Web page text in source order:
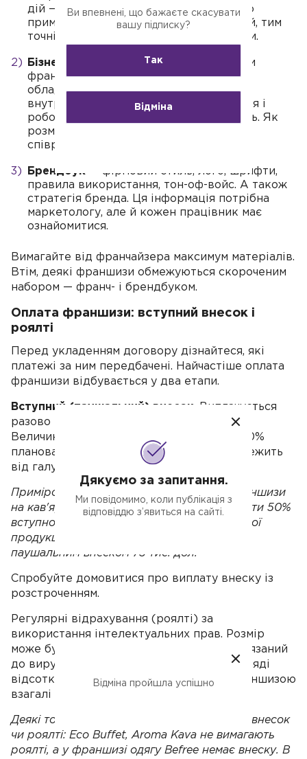
дій — від реєстрації до вимог стосовно
приміщень. Чим якісніше він складений, тим
точнішим буде використання франшизи.
Бізнес-бук
— у ньому зібрані стандарти
франшизи: процеси, налаштування
обладнання, навчальна інформація про
внутрішні процеси, чек-листи відкриття і
роботи для легкого входження в галузь. Як
розмовляти з контрагентами, наймати
співробітників і управляти людьми.
Брендбук — фірмовий стиль, лого, шрифти,
правила використання, тон-оф-войс. А також
стратегія бренда. Ця інформація потрібна
маркетологу, але й кожен працівник має
ознайомитися.
Вимагайте від франчайзера максимум матеріалів.
Втім, деякі франшизи обмежуються скороченим
набором — франч- і брендбуком.
Оплата франшизи: вступний внесок і
роялті
Перед укладенням договору дізнайтеся, які
платежі за ним передбачені. Найчастіше оплата
франшизи відбувається у два етапи.
Вступний (паушальний) внесок . Виплачується
разово на старті, під час купівлі бізнесу.
Величина внеску коливається від 10 до 70%
планованих майбутніх інвестицій, усе залежить
від галузі.
Приміром, при оформленні недорогої франшизи
на кав'ярню за 5 тис. дол. можуть попросити 50%
вступного внеску; ТМ молочної фермерської
продукції може коштувати 120 тис. дол. із
паушальним внеском 75 тис. дол.
Спробуйте домовитися про виплату внеску із
розстроченням.
Регулярні відрахування (роялті) за
використання інтелектуальних прав. Розмір
може бути фіксованим, а може бути прив'язаний
до виручки (5–30% щомісяця), бути у вигляді
відсотка націнки. Трапляється, що за франшизою
взагалі немає щомісячних відрахувань.
Деякі торгові марки не беруть початковий внесок
чи роялті: Eco Buffet, Aroma Kava не вимагають
роялті, а у франшизі одягу Вefree немає внеску. В
Дякуємо за запитання.
Ми повідомимо, коли публікація з
відповіддю з’явиться на сайті.
Ви впевнені, що бажаєте скасувати
вашу підписку?
Так
Відміна
Відміна пройшла успішно